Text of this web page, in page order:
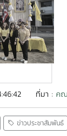
ที่มา : คณ
ข่าวประชาสัมพันธ์